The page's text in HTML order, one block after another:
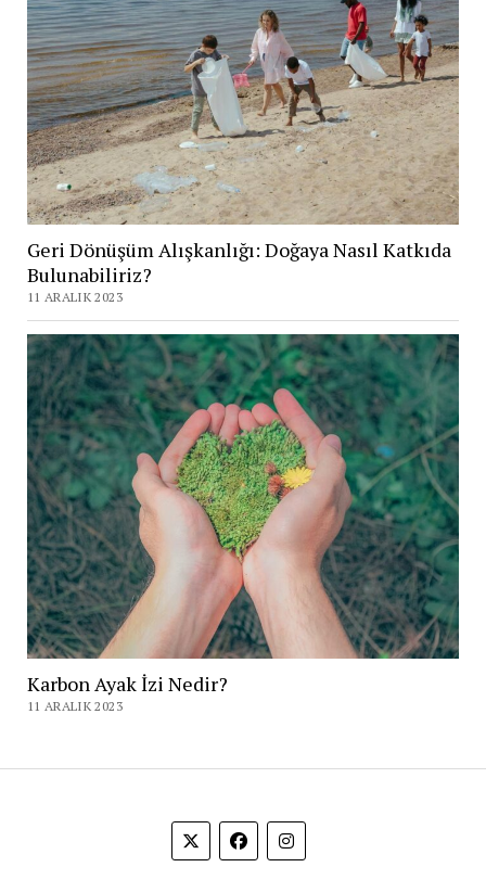
Geri Dönüşüm Alışkanlığı: Doğaya Nasıl Katkıda
Bulunabiliriz?
11 ARALIK 2023
Karbon Ayak İzi Nedir?
11 ARALIK 2023